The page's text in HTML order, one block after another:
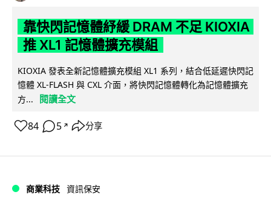
靠快閃記憶體紓緩 DRAM 不足 KIOXIA
推 XL1 記憶體擴充模組
KIOXIA 發表全新記憶體擴充模組 XL1 系列，結合低延遲快閃記
憶體 XL-FLASH 與 CXL 介面，將快閃記憶體轉化為記憶體擴充
方...
閱讀全文
84 5 ↗ 分享
商業科技 資訊保安